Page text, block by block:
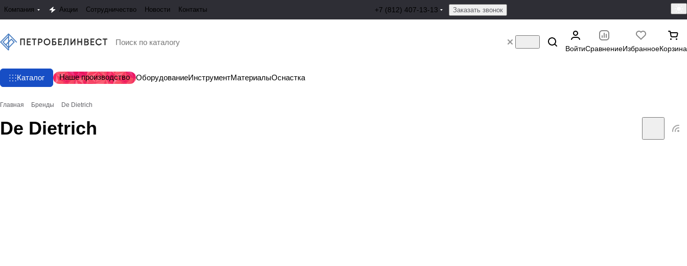
Компания Акции Сотрудничество Новости Контакты +7 (812) 407-13-13 Заказать звонок
ВойтиСравнениеИзбранноеКорзина
Каталог Наше производство ОборудованиеИнструментМатериалыОснастка
Главная Бренды De Dietrich
De Dietrich